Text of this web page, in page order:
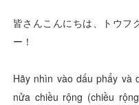
皆さんこんにちは、トウフ
ー！
Hãy nhìn vào dấu phẩy và
nửa chiều rộng (chiều